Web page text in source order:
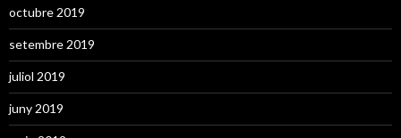
octubre 2019
setembre 2019
juliol 2019
juny 2019